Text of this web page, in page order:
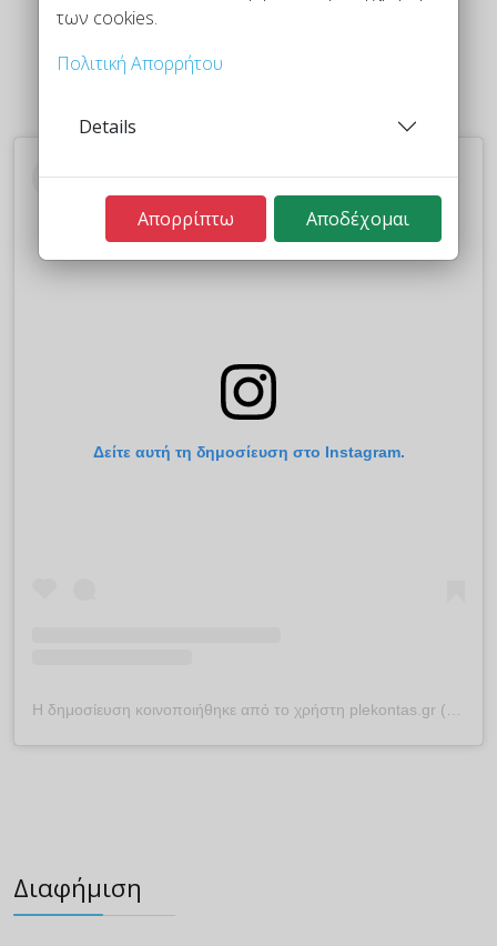
Δείτε αυτή τη δημοσίευση στο Instagram.
Η δημοσίευση κοινοποιήθηκε από το χρήστη plekontas.gr (@plekontas)
Διαφήμιση
των cookies.
Πολιτική Απορρήτου
Details
Απορρίπτω Αποδέχομαι